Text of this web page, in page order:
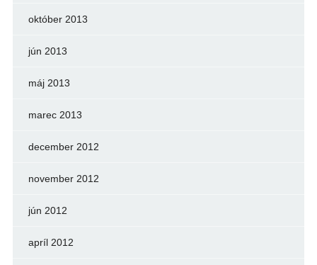
október 2013
jún 2013
máj 2013
marec 2013
december 2012
november 2012
jún 2012
apríl 2012